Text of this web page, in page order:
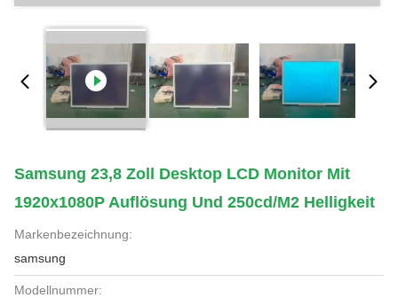
Samsung 23,8 Zoll Desktop LCD Monitor Mit
1920x1080P Auflösung Und 250cd/m2 Helligkeit
Markenbezeichnung:
samsung
Modellnummer: